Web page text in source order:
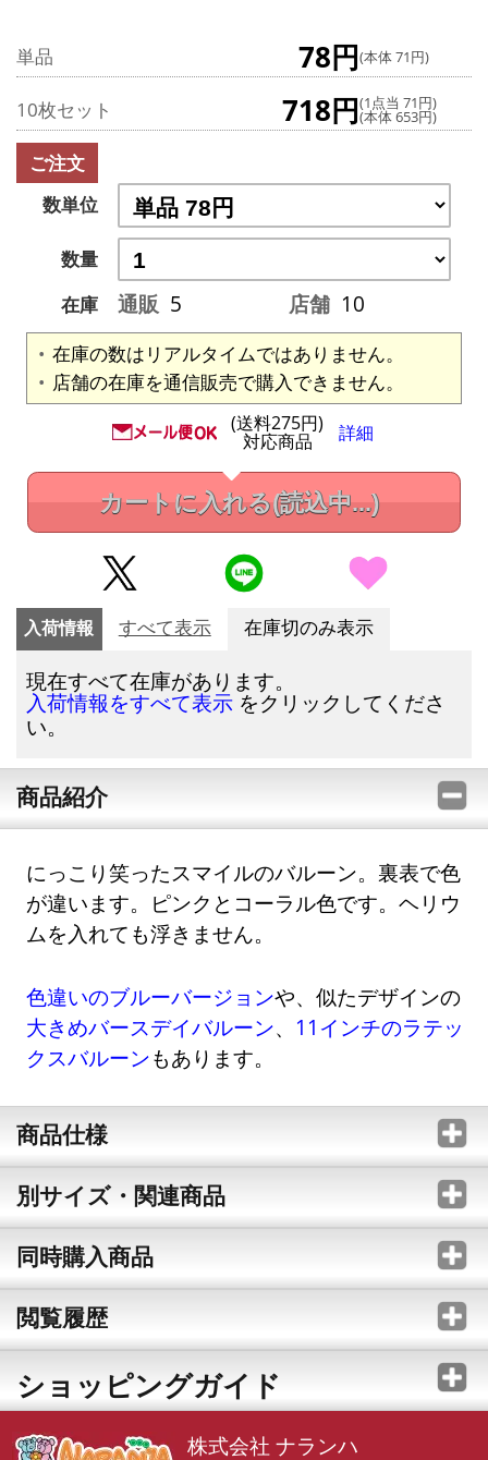
単品 78円(本体 71円)
10枚セット 718円(1点当 71円)
(本体 653円)
ご注文
数単位
数量
在庫
通販 5 店舗 10
在庫の数はリアルタイムではありません。
店舗の在庫を通信販売で購入できません。
(送料275円)
対応商品 詳細
カートに入れる(読込中...)
入荷情報 すべて表示 在庫切のみ表示
現在すべて在庫があります。
入荷情報をすべて表示 をクリックしてくださ
い。
商品紹介
にっこり笑ったスマイルのバルーン。裏表で色
が違います。ピンクとコーラル色です。ヘリウ
ムを入れても浮きません。
色違いのブルーバージョンや、似たデザインの
大きめバースデイバルーン、 11インチのラテッ
クスバルーンもあります。
商品仕様
別サイズ・関連商品
同時購入商品
閲覧履歴
ショッピングガイド
株式会社 ナランハ